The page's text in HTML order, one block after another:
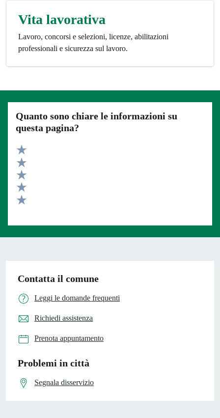
Vita lavorativa
Lavoro, concorsi e selezioni, licenze, abilitazioni
professionali e sicurezza sul lavoro.
Quanto sono chiare le informazioni su
questa pagina?
Valuta 5 stelle su 5
Valuta 4 stelle su 5
Valuta 3 stelle su 5
Valuta 2 stelle su 5
Contatta il comune
Leggi le domande frequenti
Richiedi assistenza
Prenota appuntamento
Problemi in città
Segnala disservizio